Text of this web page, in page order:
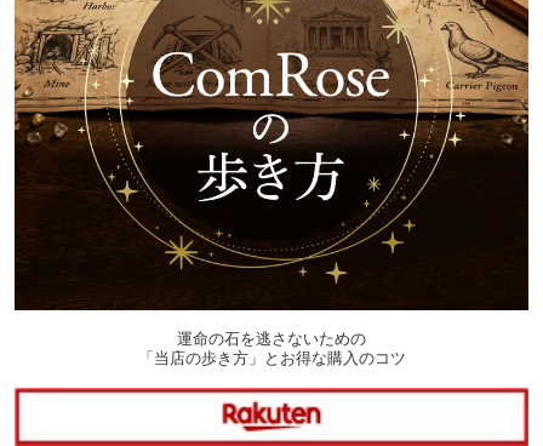
運命の石を逃さないための
「当店の歩き方」とお得な購入のコツ